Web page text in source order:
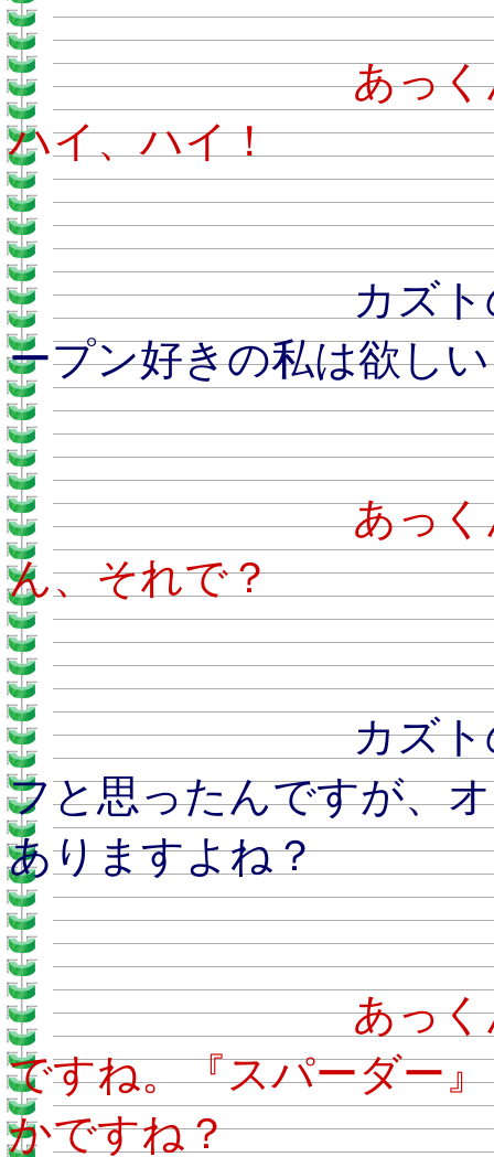
あ
ハイ、ハイ！
カズトのおと
ープン好きの私は欲し
あ
ん、それで？
カズトのおと
フと思ったんですが、
ありますよね？
あ
ですね。『スパーダー
かですね？